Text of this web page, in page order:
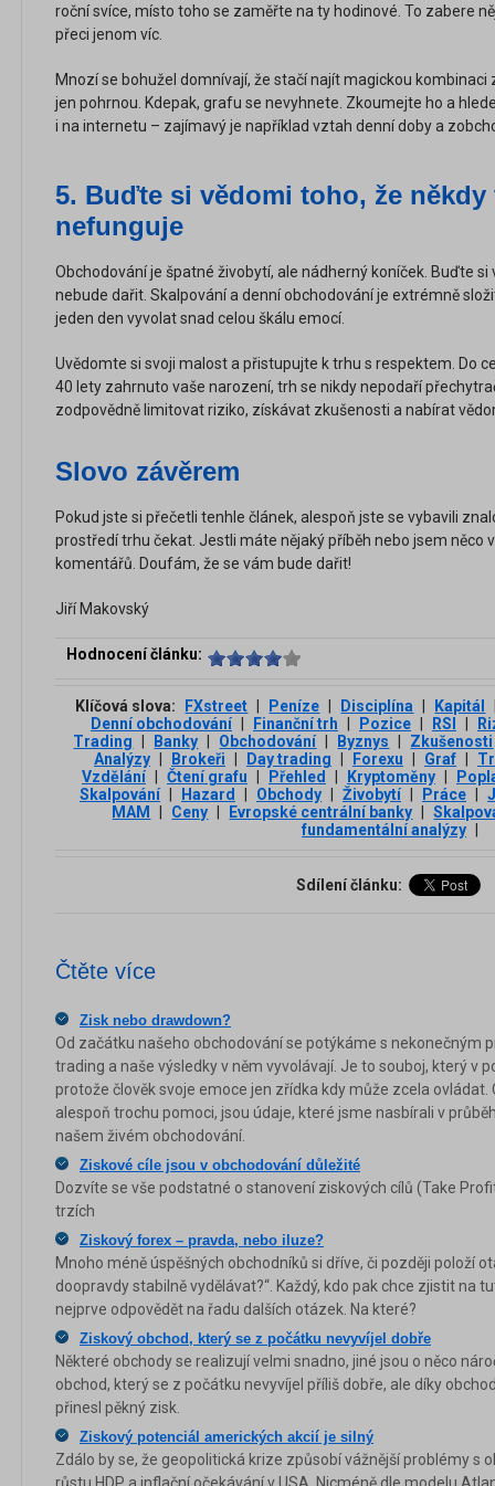
roční svíce, místo toho se zaměřte na ty hodinové. To zabere
přeci jenom víc.
Mnozí se bohužel domnívají, že stačí najít magickou kombinaci
jen pohrnou. Kdepak, grafu se nevyhnete. Zkoumejte ho a
i na internetu – zajímavý je například vztah denní doby a
5. Buďte si vědomi toho, že
nefunguje
Obchodování je špatné živobytí, ale nádherný koníček. Buďte
nebude dařit. Skalpování a denní obchodování je extrémně
jeden den vyvolat snad celou škálu emocí.
Uvědomte si svoji malost a přistupujte k trhu s respektem. Do
40 lety zahrnuto vaše narození, trh se nikdy nepodaří
zodpovědně limitovat riziko, získávat zkušenosti a nabírat
Slovo závěrem
Pokud jste si přečetli tenhle článek, alespoň jste se vybavili
prostředí trhu čekat. Jestli máte nějaký příběh nebo jsem něco
komentářů. Doufám, že se vám bude dařit!
Jiří Makovský
Hodnocení článku:
Klíčová slova: FXstreet Peníze Disciplína Kapitál
Denní obchodování
Finanční trh Pozice RSI
Trading
Banky Obchodování Byznys
Zkušenosti
Analýzy
Brokeři Day trading Forexu Graf
Vzdělání
Čtení grafu Přehled Kryptoměny
Skalpování
Hazard Obchody Živobytí Práce
MAM
Ceny Evropské centrální banky
fundamentální analýzy
Sdílení článku:
Čtěte více
Zisk nebo drawdown?
Od začátku našeho obchodování se potýkáme s nekonečným
trading a naše výsledky v něm vyvolávají. Je to souboj, který v
protože člověk svoje emoce jen zřídka kdy může zcela
alespoň trochu pomoci, jsou údaje, které jsme nasbírali v
našem živém obchodování.
Ziskové cíle jsou v obchodování důležité
Dozvíte se vše podstatné o stanovení ziskových cílů (Take
trzích
Ziskový forex – pravda, nebo iluze?
Mnoho méně úspěšných obchodníků si dříve, či později položí
doopravdy stabilně vydělávat?“. Každý, kdo pak chce zjistit na
nejprve odpovědět na řadu dalších otázek. Na které?
Ziskový obchod, který se z počátku nevyvíjel dobře
Některé obchody se realizují velmi snadno, jiné jsou o něco
obchod, který se z počátku nevyvíjel příliš dobře, ale díky
přinesl pěkný zisk.
Ziskový potenciál amerických akcií je silný
Zdálo by se, že geopolitická krize způsobí vážnější problémy s